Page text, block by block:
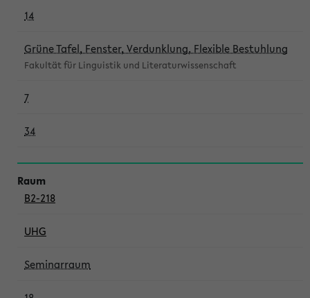
14
Grüne Tafel, Fenster, Verdunklung, Flexible Bestuhlung
Fakultät für Linguistik und Literaturwissenschaft
7
34
B2-218
UHG
Seminarraum